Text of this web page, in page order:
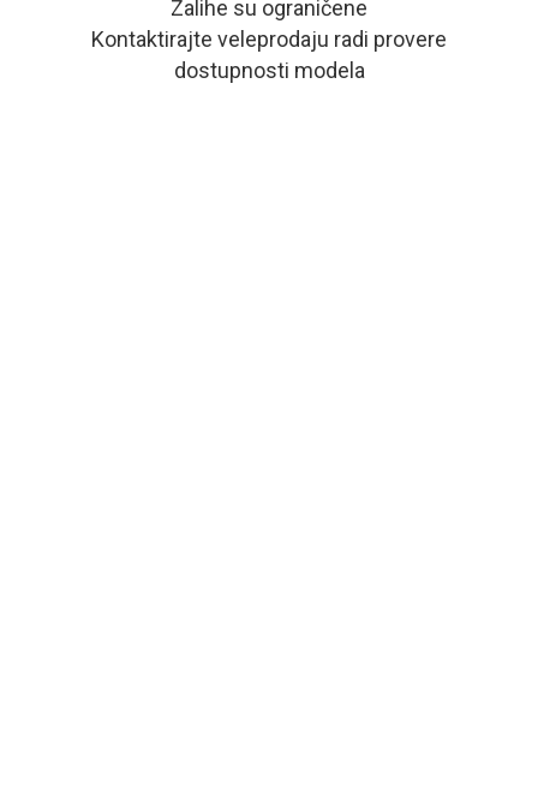
Zalihe su ograničene
Kontaktirajte veleprodaju radi provere
dostupnosti modela